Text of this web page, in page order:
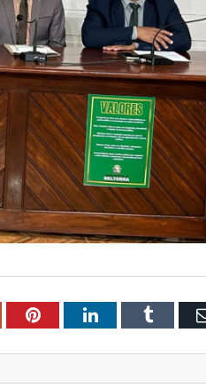
PinterestLinkedInTumblr